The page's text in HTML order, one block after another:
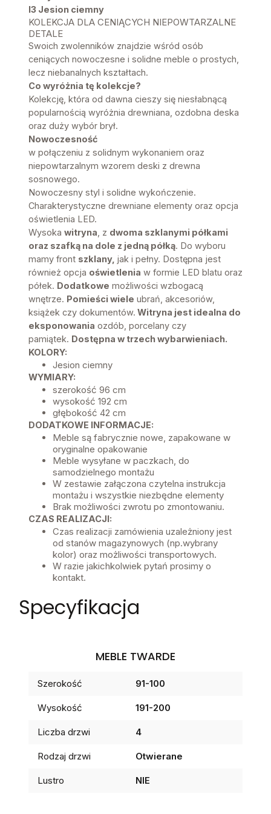
I3 Jesion ciemny
KOLEKCJA DLA CENIĄCYCH NIEPOWTARZALNE
DETALE
Swoich zwolenników znajdzie wśród osób
ceniących nowoczesne i solidne meble o prostych,
lecz niebanalnych kształtach.
Co wyróżnia tę kolekcje?
Kolekcję, która od dawna cieszy się niesłabnącą
popularnością wyróżnia drewniana, ozdobna deska
oraz duży wybór brył.
Nowoczesność
w połączeniu z solidnym wykonaniem oraz
niepowtarzalnym wzorem deski z drewna
sosnowego.
Nowoczesny styl i solidne wykończenie.
Charakterystyczne drewniane elementy oraz opcja
oświetlenia LED.
Wysoka witryna , z dwoma szklanymi półkami
oraz szafką na dole z jedną półką. Do wyboru
mamy front szklany, jak i pełny. Dostępna jest
również opcja oświetlenia w formie LED blatu oraz
półek. Dodatkowe możliwości wzbogacą
wnętrze. Pomieści wiele ubrań, akcesoriów,
książek czy dokumentów. Witryna jest idealna do
eksponowania ozdób, porcelany czy
pamiątek. Dostępna w trzech wybarwieniach.
KOLORY:
Jesion ciemny
WYMIARY:
szerokość 96 cm
wysokość 192 cm
głębokość 42 cm
DODATKOWE INFORMACJE:
Meble są fabrycznie nowe, zapakowane w
oryginalne opakowanie
Meble wysyłane w paczkach, do
samodzielnego montażu
W zestawie załączona czytelna instrukcja
montażu i wszystkie niezbędne elementy
Brak możliwości zwrotu po zmontowaniu.
CZAS REALIZACJI:
Czas realizacji zamówienia uzależniony jest
od stanów magazynowych (np.wybrany
kolor) oraz możliwości transportowych.
W razie jakichkolwiek pytań prosimy o
kontakt.
Specyfikacja
MEBLE TWARDE
Szerokość 91-100
Wysokość 191-200
Liczba drzwi 4
Rodzaj drzwi Otwierane
Lustro NIE